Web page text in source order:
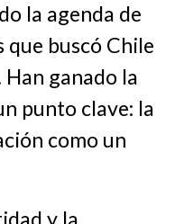
la agenda de
buscó Chile
ganado la
punto clave: la
como un
y la